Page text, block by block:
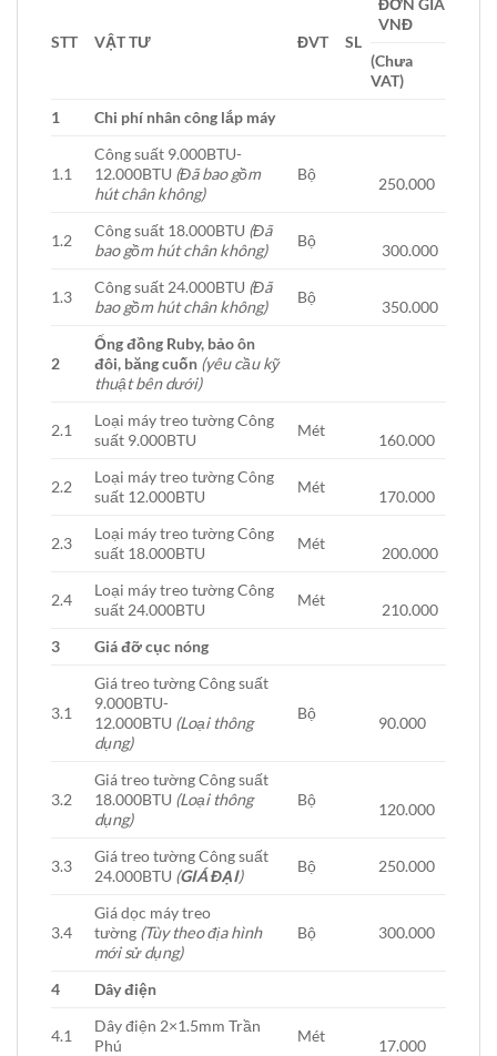
STT VẬT TƯ ĐVT SL
VNĐ
(Chưa
VAT)
1
Chi phí nhân công lắp máy
1.1
Công suất 9.000BTU-
12.000BTU (Đã bao gồm
hút chân không)
Bộ
250.000
1.2
Công suất 18.000BTU (Đã
bao gồm hút chân không)
Bộ
300.000
1.3
Công suất 24.000BTU (Đã
bao gồm hút chân không)
Bộ
350.000
2
Ống đồng Ruby, bảo ôn
đôi, băng cuốn (yêu cầu kỹ
thuật bên dưới)
2.1
Loại máy treo tường Công
suất 9.000BTU
Mét
160.000
2.2
Loại máy treo tường Công
suất 12.000BTU
Mét
170.000
2.3
Loại máy treo tường Công
suất 18.000BTU
Mét
200.000
2.4
Loại máy treo tường Công
suất 24.000BTU
Mét
210.000
3
Giá đỡ cục nóng
3.1
Giá treo tường Công suất
9.000BTU-
12.000BTU (Loại thông
dụng)
Bộ
90.000
3.2
Giá treo tường Công suất
18.000BTU (Loại thông
dụng)
Bộ
120.000
3.3
Giá treo tường Công suất
24.000BTU (GIÁ ĐẠI)
Bộ 250.000
3.4
Giá dọc máy treo
tường (Tùy theo địa hình
mới sử dụng)
Bộ 300.000
4 Dây điện
4.1
Dây điện 2×1.5mm Trần
Phú
Mét
17.000